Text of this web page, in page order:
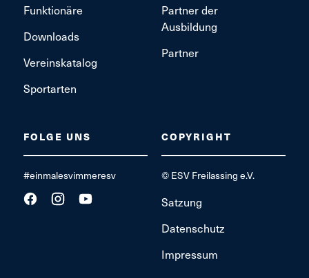
Funktionäre
Downloads
Vereinskatalog
Sportarten
Partner der
Ausbildung
Partner
FOLGE UNS
#einmalesvimmeresv
COPYRIGHT
© ESV Freilassing e.V.
Satzung
Datenschutz
Impressum